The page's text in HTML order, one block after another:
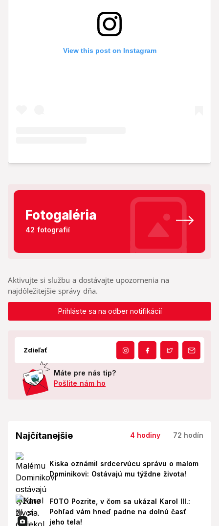
Fotogaléria
42 fotografií
Aktivujte si službu a dostávajte upozornenia na
najdôležitejšie správy dňa.
Prihláste sa na odber notifikácií
Zdieľať
Máte pre nás tip?
Pošlite nám ho
Najčítanejšie 4 hodiny 72 hodín
Kiska oznámil srdcervúcu správu o malom
Dominikovi: Ostávajú mu týždne života!
FOTO Pozrite, v čom sa ukázal Karol III.:
Pohľad vám hneď padne na dolnú časť
jeho tela!